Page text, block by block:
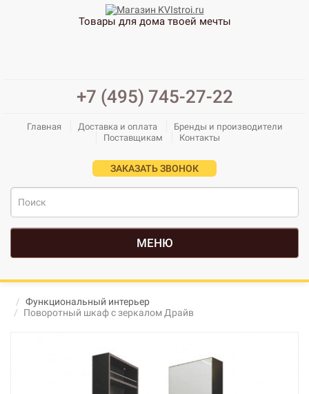
Товары для дома твоей мечты
+7 (495) 745-27-22
Главная Доставка и оплата
Бренды и производители
Поставщикам
Контакты
ЗАКАЗАТЬ ЗВОНОК
МЕНЮ
Функциональный интерьер
Поворотный шкаф с зеркалом Драйв